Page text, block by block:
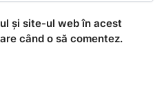
și site-ul web în acest
când o să comentez.